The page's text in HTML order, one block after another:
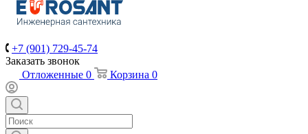
+7 (901) 729-45-74
Заказать звонок
Отложенные 0 Корзина 0